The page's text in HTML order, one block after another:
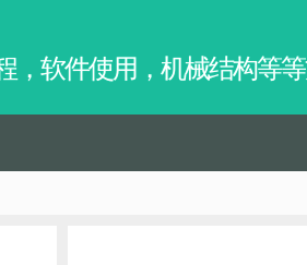
软件使用，机械结构等等